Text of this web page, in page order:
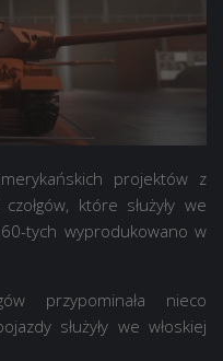
projektów z
które służyły we
tych wyprodukowano w
przypominała nieco
służyły we włoskiej